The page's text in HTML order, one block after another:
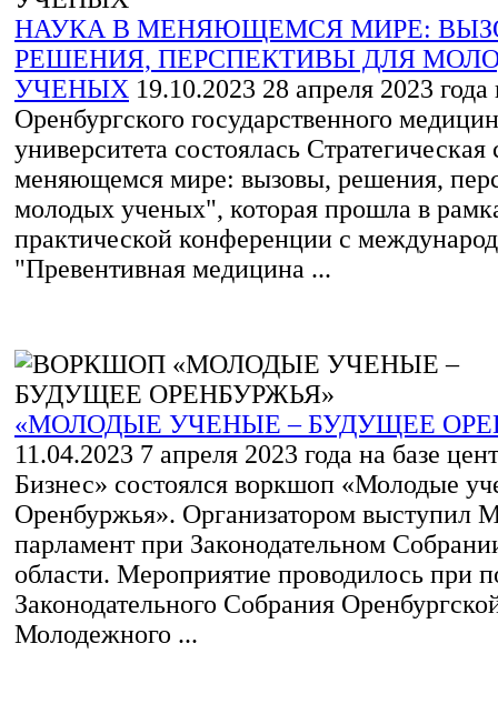
НАУКА В МЕНЯЮЩЕМСЯ МИРЕ:
РЕШЕНИЯ, ПЕРСПЕКТИВЫ ДЛЯ
УЧЕНЫХ 19.10.2023 28 апреля 2023 года
Оренбургского государственного
университета состоялась
меняющемся мире: вызовы, решения,
молодых ученых", которая прошла в
практической конференции с
"Превентивная медицина ...
«МОЛОДЫЕ УЧЕНЫЕ – БУДУЩЕЕ
11.04.2023 7 апреля 2023 года на базе
Бизнес» состоялся воркшоп «Молодые
Оренбуржья». Организатором выступил
парламент при Законодательном
области. Мероприятие проводилось при
Законодательного Собрания
Молодежного ...